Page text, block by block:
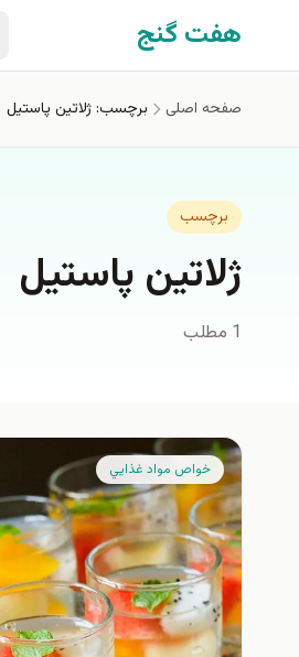
رفتن به محتوای اصلی
هفت گنج
صفحه اصلی برچسب: ژلاتین پاستیل
برچسب
ژلاتین پاستیل
1 مطلب
خواص مواد غذايي